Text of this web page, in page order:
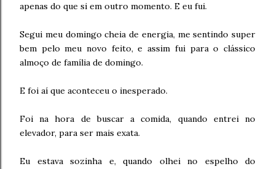
apenas do que si em outro momento. E eu fui.
Segui meu domingo cheia de energia, me sentindo super
bem pelo meu novo feito, e assim fui para o clássico
almoço de família de domingo.
E foi aí que aconteceu o inesperado.
Foi na hora de buscar a comida, quando entrei no
elevador, para ser mais exata.
Eu estava sozinha e, quando olhei no espelho do